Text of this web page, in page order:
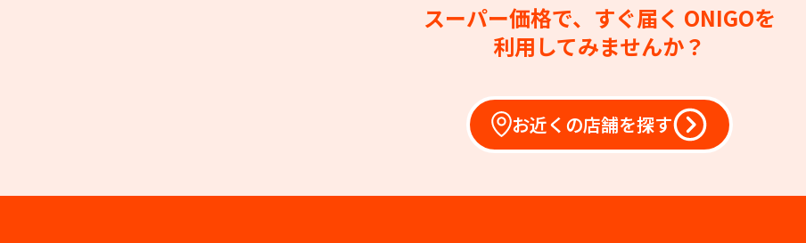
スーパー価格で、すぐ届く ONIGOを
利用してみませんか？
お近くの店舗を探す